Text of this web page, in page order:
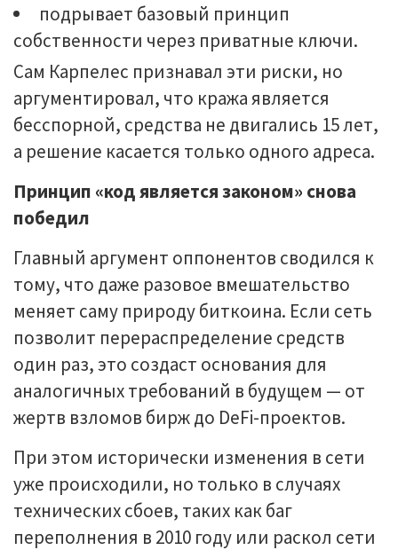
подрывает базовый принцип
собственности через приватные ключи.
Сам Карпелес признавал эти риски, но
аргументировал, что кража является
бесспорной, средства не двигались 15 лет,
а решение касается только одного адреса.
Принцип «код является законом» снова
победил
Главный аргумент оппонентов сводился к
тому, что даже разовое вмешательство
меняет саму природу биткоина. Если сеть
позволит перераспределение средств
один раз, это создаст основания для
аналогичных требований в будущем — от
жертв взломов бирж до DeFi-проектов.
При этом исторически изменения в сети
уже происходили, но только в случаях
технических сбоев, таких как баг
переполнения в 2010 году или раскол сети